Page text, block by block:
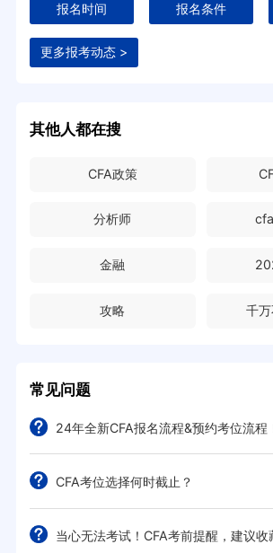
报名时间 报名条件
更多报考动态 >
其他人都在搜
CFA政策
分析师
金融
攻略 千
常见问题
24年全新CFA报名流程&预约考位流程
CFA考位选择何时截止？
当心无法考试！CFA考前提醒，建议收